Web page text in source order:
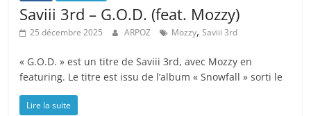
Saviii 3rd – G.O.D. (feat. Mozzy)
25 décembre 2025 ARPOZ Mozzy,Saviii 3rd
« G.O.D. » est un titre de Saviii 3rd, avec Mozzy en
featuring. Le titre est issu de l’album « Snowfall » sorti le
Lire la suite